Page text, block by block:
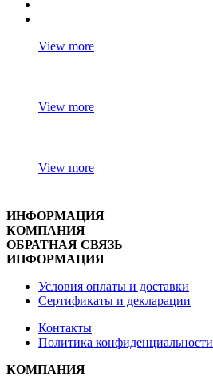
View more
View more
View more
ИНФОРМАЦИЯ
КОМПАНИЯ
ОБРАТНАЯ СВЯЗЬ
ИНФОРМАЦИЯ
Условия оплаты и доставки
Сертификаты и декларации
Контакты
Политика конфиденциальности
КОМПАНИЯ